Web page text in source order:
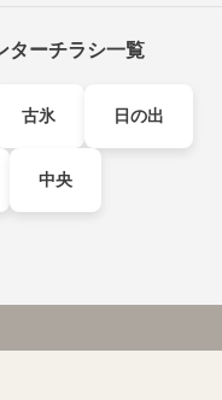
ターチラシ一覧
古氷 日の出
中央